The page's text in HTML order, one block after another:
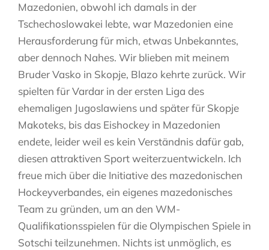
Mazedonien, obwohl ich damals in der
Tschechoslowakei lebte, war Mazedonien eine
Herausforderung für mich, etwas Unbekanntes,
aber dennoch Nahes. Wir blieben mit meinem
Bruder Vasko in Skopje, Blazo kehrte zurück. Wir
spielten für Vardar in der ersten Liga des
ehemaligen Jugoslawiens und später für Skopje
Makoteks, bis das Eishockey in Mazedonien
endete, leider weil es kein Verständnis dafür gab,
diesen attraktiven Sport weiterzuentwickeln. Ich
freue mich über die Initiative des mazedonischen
Hockeyverbandes, ein eigenes mazedonisches
Team zu gründen, um an den WM-
Qualifikationsspielen für die Olympischen Spiele in
Sotschi teilzunehmen. Nichts ist unmöglich, es